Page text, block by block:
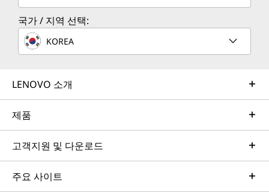
국가 / 지역 선택:
KOREA
LENOVO 소개
제품
고객지원 및 다운로드
주요 사이트